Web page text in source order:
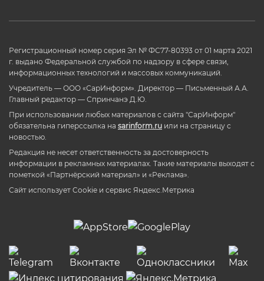
Регистрационный номер серия Эл № ФС77-80393 от 01 марта 2021
г. выдано Федеральной службой по надзору в сфере связи,
информационных технологий и массовых коммуникаций.
Учредитель — ООО «СарИнформ». Директор — Письменный А.А.
Главный редактор — Спринчанэ Д.Ю.
При использовании любых материалов с сайта "СарИнформ"
обязательна гиперссылка на sarinform.ru или на страницу с
новостью.
Редакция не несет ответственность за достоверность
информации в рекламных материалах. Такие материалы выходят с
пометкой «Партнёрский материал» и «Реклама».
Сайт использует Cookie и сервиc Яндекс.Метрика